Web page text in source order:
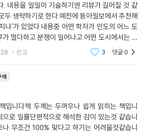
. 내용을 일일이 기술하기엔 리뷰가 길어질 것 같
두 생략하기로 한다.예전에 동아일보에서 추천해
냐'가 있었다.내용중 어떤 학자가 인도의 어느 도
멀다하고 분쟁이 일어나고 어떤 도시에서는 평
10년동안 두 도시에 거주하며 조사를했다고 한
신고 3 댓글0
매
입니다책 두께는 두꺼우나 쉽게 읽히는 책입니
로 일률단편적으로 해석한 감이 있는것 같습니
나 무조건 100% 맞다고 하기는 어려울것같습니